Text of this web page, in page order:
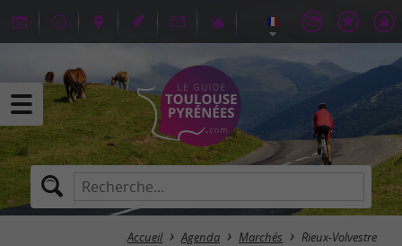
Accueil Agenda Marchés Rieux-Volvestre